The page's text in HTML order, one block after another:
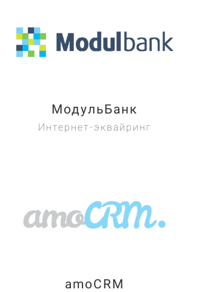
МодульБанк
Интернет-эквайринг
amoCRM